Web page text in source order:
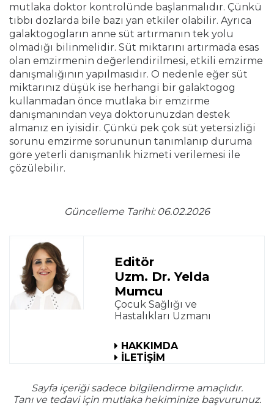
mutlaka doktor kontrolünde başlanmalıdır. Çünkü
tıbbı dozlarda bile bazı yan etkiler olabilir. Ayrıca
galaktogogların anne süt artırmanın tek yolu
olmadığı bilinmelidir. Süt miktarını artırmada esas
olan emzirmenin değerlendirilmesi, etkili emzirme
danışmalığının yapılmasıdır. O nedenle eğer süt
miktarınız düşük ise herhangi bir galaktogog
kullanmadan önce mutlaka bir emzirme
danışmanından veya doktorunuzdan destek
almanız en iyisidir. Çünkü pek çok süt yetersizliği
sorunu emzirme sorununun tanımlanıp duruma
göre yeterli danışmanlık hizmeti verilemesi ile
çözülebilir.
Güncelleme Tarihi: 06.02.2026
Editör
Uzm. Dr. Yelda
Mumcu
Çocuk Sağlığı ve
Hastalıkları Uzmanı
HAKKIMDA
İLETİŞİM
Sayfa içeriği sadece bilgilendirme amaçlıdır.
Tanı ve tedavi için mutlaka hekiminize başvurunuz.